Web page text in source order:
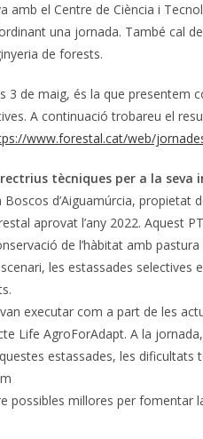
amb el Centre de Ciència i
una jornada. També cal
de forests.
3 de maig, és la que presentem
A continuació trobareu el
www.forestal.cat/web/
tècniques per a la seva
d’Aiguamúrcia, propietat
aprovat l’any 2022. Aquest
de l’hàbitat amb
les estassades selectives
executar com a part de les
Life AgroForAdapt. A la
estassades, les dificultats
possibles millores per fomentar